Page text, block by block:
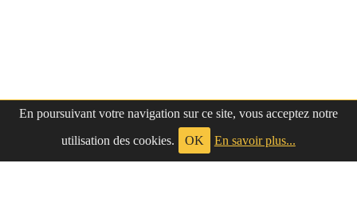
En poursuivant votre navigation sur ce site, vous acceptez notre
utilisation des cookies.
OK En savoir plus...